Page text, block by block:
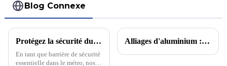
Blog Connexe
Protégez la sécurité du métro et montrez les avantages des profilés en aluminium !
En tant que barrière de sécurité
essentielle dans le métro, nos
Alliages d'aluminium : un produit industriel polyvalent et un nouveau chapitre dans la technologie de soudage